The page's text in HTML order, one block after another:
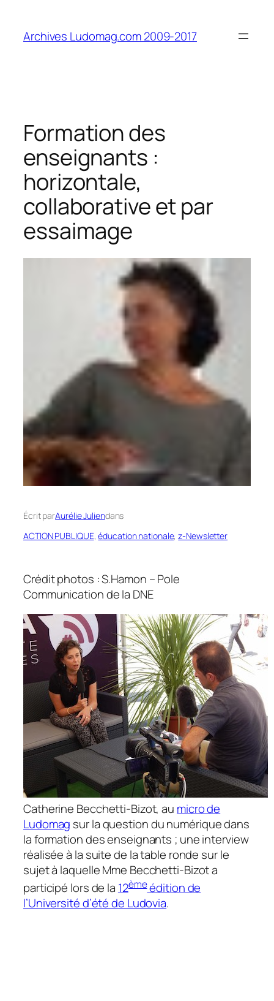
contenu
Archives Ludomag.com 2009-2017
Formation des
enseignants :
horizontale,
collaborative et par
essaimage
Écrit parAurélie Juliendans
ACTION PUBLIQUE, éducation nationale, z-Newsletter
Crédit photos : S.Hamon – Pole
Communication de la DNE
Catherine Becchetti-Bizot, au micro de
Ludomag sur la question du numérique dans
la formation des enseignants ; une interview
réalisée à la suite de la table ronde sur le
sujet à laquelle Mme Becchetti-Bizot a
participé lors de la 12èmeédition de
l’Université d’été de Ludovia.